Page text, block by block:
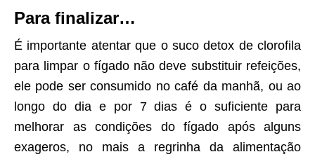
Para finalizar…
É importante atentar que o suco detox de clorofila
para limpar o fígado não deve substituir refeições,
ele pode ser consumido no café da manhã, ou ao
longo do dia e por 7 dias é o suficiente para
melhorar as condições do fígado após alguns
exageros, no mais a regrinha da alimentação